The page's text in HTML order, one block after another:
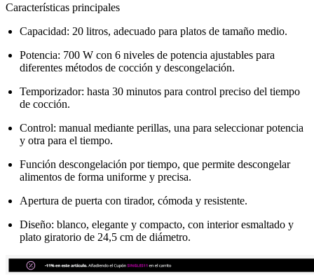
Características principales
Capacidad: 20 litros, adecuado para platos de tamaño medio.
Potencia: 700 W con 6 niveles de potencia ajustables para
diferentes métodos de cocción y descongelación.
Temporizador: hasta 30 minutos para control preciso del tiempo
de cocción.
Control: manual mediante perillas, una para seleccionar potencia
y otra para el tiempo.
Función descongelación por tiempo, que permite descongelar
alimentos de forma uniforme y precisa.
Apertura de puerta con tirador, cómoda y resistente.
Diseño: blanco, elegante y compacto, con interior esmaltado y
plato giratorio de 24,5 cm de diámetro.